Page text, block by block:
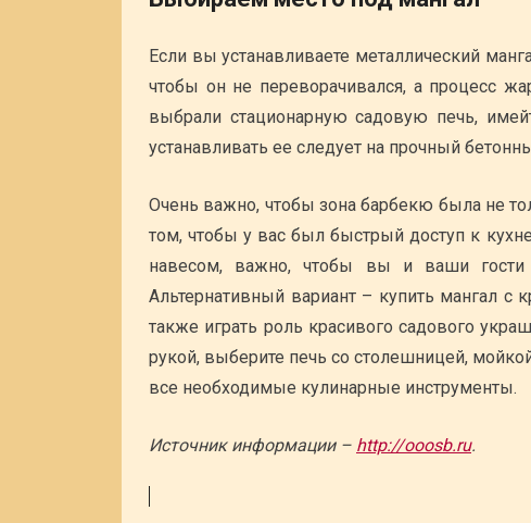
Если вы устанавливаете металлический
чтобы он не переворачивался, а процесс
выбрали стационарную садовую печь,
устанавливать ее следует на прочный
Очень важно, чтобы зона барбекю была не
том, чтобы у вас был быстрый доступ к
навесом, важно, чтобы вы и ваши
Альтернативный вариант – купить мангал
также играть роль красивого садового
рукой, выберите печь со столешницей,
все необходимые кулинарные инструменты.
Источник информации – http://ooosb.ru.